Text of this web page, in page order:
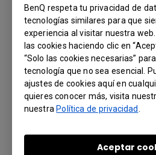
BenQ respeta tu privacidad de
tecnologías similares para que
experiencia al visitar nuestra
las cookies haciendo clic en
“Solo las cookies necesarias”
tecnología que no sea esencial.
ajustes de cookies aquí en
quieres conocer más, visita
nuestraPolítica de privacidad
Aceptar
es de fácil acceso y se
cualquier momento para
reemplazarse. Otro punto a
PX9710 es su sistema de
utiliza dos, no sólo para
óptimo, sino para prevenir
durante las presentaciones,
de las lámparas se queme.